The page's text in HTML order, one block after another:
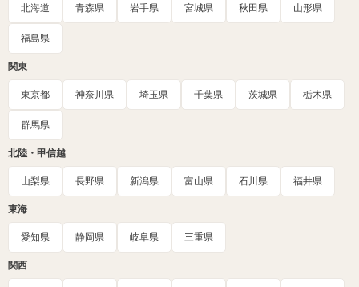
北海道 青森県 岩手県 宮城県 秋田県 山形県
福島県
関東
東京都 神奈川県 埼玉県 千葉県 茨城県 栃木県
群馬県
北陸・甲信越
山梨県 長野県 新潟県 富山県 石川県 福井県
東海
愛知県 静岡県 岐阜県 三重県
関西